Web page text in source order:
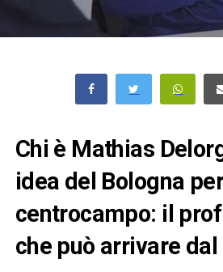
Chi è Mathias
idea del Bologna
centrocampo: il
che può arrivare dal